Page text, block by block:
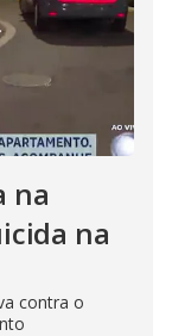
na
na
contra o